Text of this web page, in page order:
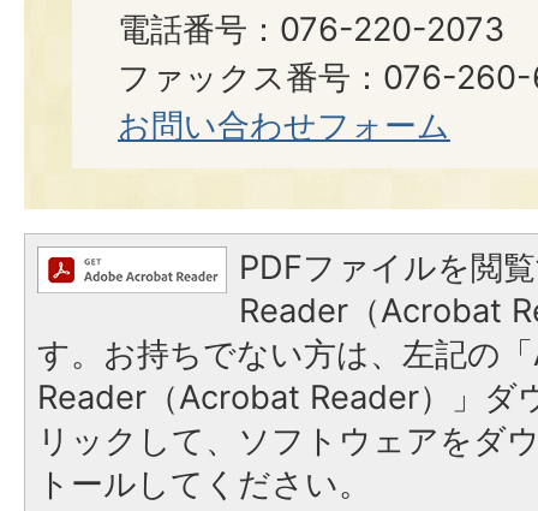
電話番号：076-220-2073
ファックス番号：076-
お問い合わせフォーム
PDFファイルを閲
Reader（Acrobat
す。お持ちでない方は、左記の
Reader（Acrobat Reader）」ダ
リックして、ソフトウェアをダ
トールしてください。